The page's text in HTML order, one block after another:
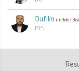
Dufilm (Indeferido)
PPL